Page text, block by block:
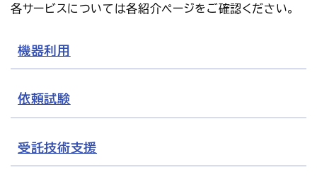
各サービスについては各紹介ページをご確認ください。
機器利用
依頼試験
受託技術支援